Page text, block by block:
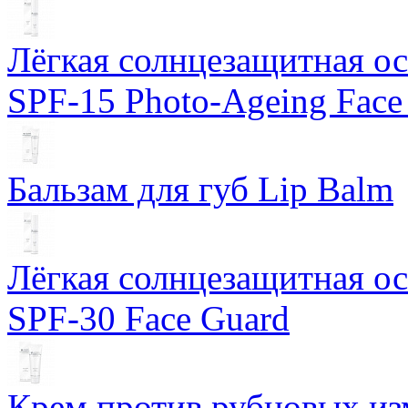
Лёгкая солнцезащитная
SPF-15 Photo-Ageing
Бальзам для губ Lip Balm
Лёгкая солнцезащитная
SPF-30 Face Guard